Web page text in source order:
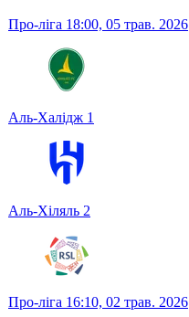
Про-ліга 18:00, 05 трав. 2026
Аль-Халідж 1
Аль-Хіляль 2
Про-ліга 16:10, 02 трав. 2026